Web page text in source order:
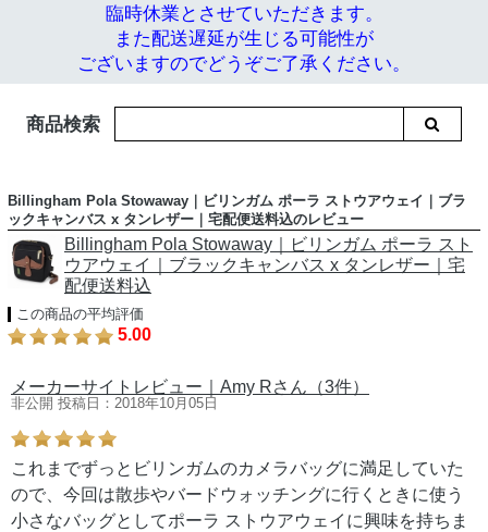
臨時休業とさせていただきます。
また配送遅延が生じる可能性が
ございますのでどうぞご了承ください。
商品検索
Billingham Pola Stowaway｜ビリンガム ポーラ ストウアウェイ｜ブラ
ックキャンバス x タンレザー｜宅配便送料込のレビュー
Billingham Pola Stowaway｜ビリンガム ポーラ スト
ウアウェイ｜ブラックキャンバス x タンレザー｜宅
配便送料込
この商品の平均評価
5.00
メーカーサイトレビュー｜Amy Rさん（3件）
非公開 投稿日：2018年10月05日
これまでずっとビリンガムのカメラバッグに満足していた
ので、今回は散歩やバードウォッチングに行くときに使う
小さなバッグとしてポーラ ストウアウェイに興味を持ちま